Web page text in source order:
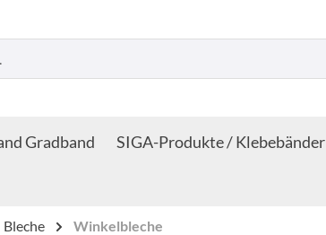
Gradband SIGA-Produkte / Klebebänder
Bleche Winkelbleche